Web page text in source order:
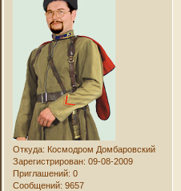
Откуда: Космодром Домбаровский
Зарегистрирован: 09-08-2009
Приглашений: 0
Сообщений: 9657